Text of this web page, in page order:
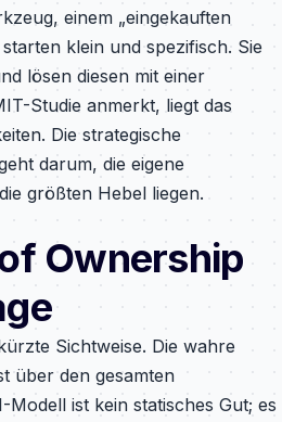
einem „eingekauften
klein und spezifisch. Sie
lösen diesen mit einer
Studie anmerkt, liegt das
Die strategische
darum, die eigene
größten Hebel liegen.
Ownership
Sichtweise. Die wahre
über den gesamten
ist kein statisches Gut; es